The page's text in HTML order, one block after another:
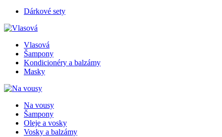
Dárkové sety
Vlasová
Šampony
Kondicionéry a balzámy
Masky
Na vousy
Šampony
Oleje a vosky
Vosky a balzámy